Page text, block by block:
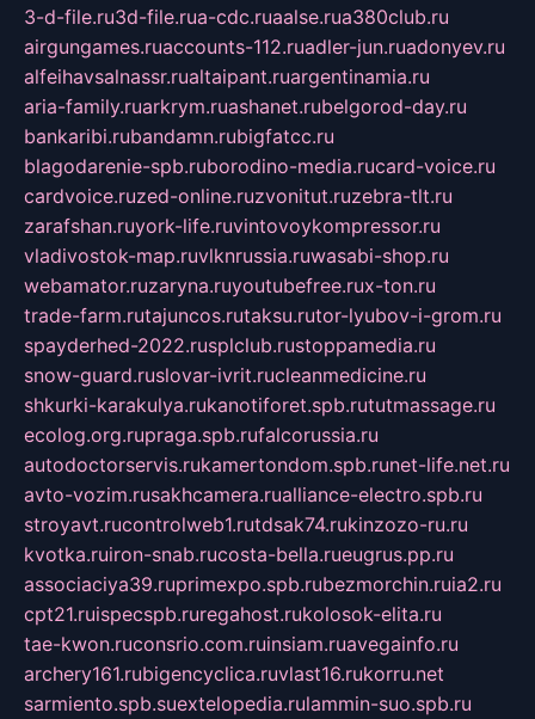
3-d-file.ru3d-file.rua-cdc.ruaalse.rua380club.ru
airgungames.ruaccounts-112.ruadler-jun.ruadonyev.ru
alfeihavsalnassr.rualtaipant.ruargentinamia.ru
aria-family.ruarkrym.ruashanet.rubelgorod-day.ru
bankaribi.rubandamn.rubigfatcc.ru
blagodarenie-spb.ruborodino-media.rucard-voice.ru
cardvoice.ruzed-online.ruzvonitut.ruzebra-tlt.ru
zarafshan.ruyork-life.ruvintovoykompressor.ru
vladivostok-map.ruvlknrussia.ruwasabi-shop.ru
webamator.ruzaryna.ruyoutubefree.rux-ton.ru
trade-farm.rutajuncos.rutaksu.rutor-lyubov-i-grom.ru
spayderhed-2022.rusplclub.rustoppamedia.ru
snow-guard.ruslovar-ivrit.rucleanmedicine.ru
shkurki-karakulya.rukanotiforet.spb.rututmassage.ru
ecolog.org.rupraga.spb.rufalcorussia.ru
autodoctorservis.rukamertondom.spb.runet-life.net.ru
avto-vozim.rusakhcamera.rualliance-electro.spb.ru
stroyavt.rucontrolweb1.rutdsak74.rukinzozo-ru.ru
kvotka.ruiron-snab.rucosta-bella.rueugrus.pp.ru
associaciya39.ruprimexpo.spb.rubezmorchin.ruia2.ru
cpt21.ruispecspb.ruregahost.rukolosok-elita.ru
tae-kwon.ruconsrio.com.ruinsiam.ruavegainfo.ru
archery161.rubigencyclica.ruvlast16.rukorru.net
sarmiento.spb.suextelopedia.rulammin-suo.spb.ru